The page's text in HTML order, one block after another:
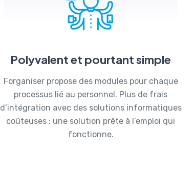
Polyvalent et pourtant simple
Forganiser propose des modules pour chaque
processus lié au personnel. Plus de frais
d’intégration avec des solutions informatiques
coûteuses : une solution prête à l’emploi qui
fonctionne.